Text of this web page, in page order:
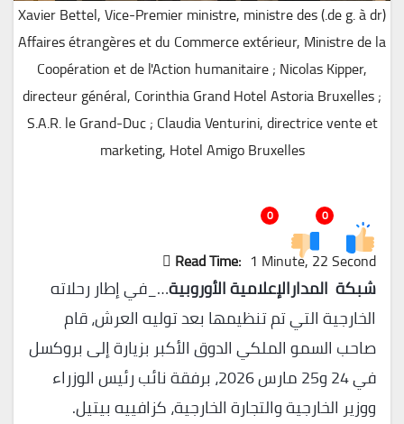
(de g. à dr.) Xavier Bettel, Vice-Premier ministre, ministre des
Affaires étrangères et du Commerce extérieur, Ministre de la
Coopération et de l'Action humanitaire ; Nicolas Kipper,
directeur général, Corinthia Grand Hotel Astoria Bruxelles ;
S.A.R. le Grand-Duc ; Claudia Venturini, directrice vente et
marketing, Hotel Amigo Bruxelles
0
0
Read Time: 1 Minute, 22 Second
شبكة المدارالإعلامية الأوروبية…_في إطار رحلاته
الخارجية التي تم تنظيمها بعد توليه العرش، قام
صاحب السمو الملكي الدوق الأكبر بزيارة إلى بروكسل
في 24 و25 مارس 2026، برفقة نائب رئيس الوزراء
ووزير الخارجية والتجارة الخارجية، كزافييه بيتيل.